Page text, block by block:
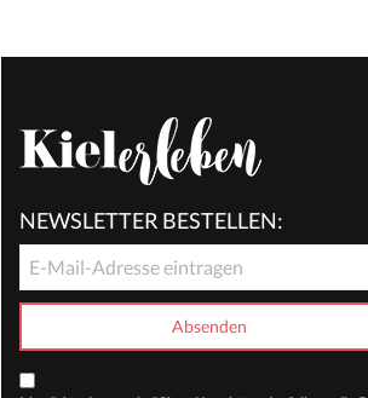
NEWSLETTER BESTELLEN: